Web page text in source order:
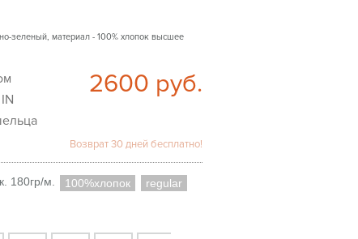
зеленый, материал - 100% хлопок высшее
2600 руб.
Возврат 30 дней бесплатно!
180гр/м. 100%хлопок regular